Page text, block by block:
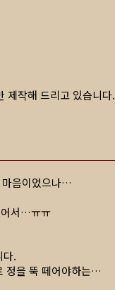
제작해 드리고 있습니다.
마음이었으나…
어서…ㅠㅠ
다.
정을 뚝 떼어야하는…